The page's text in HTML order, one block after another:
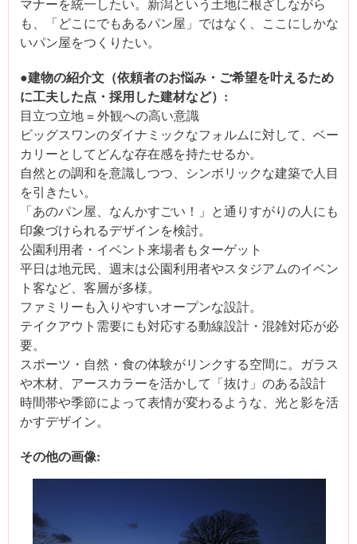
マナーを統一したい。新潟という土地に根ざしながら
も、「どこにでもあるパン屋」ではなく、ここにしかな
いパン屋をつくりたい。
●建物の紹介文（依頼者のお悩み・ご希望を叶えるため
に工夫した点・採用した建材など）:
目立つ立地 = 外観への高い意識
ビッグスワンのダイナミックなフォルムに対して、ベー
カリーとしてどんな存在感を持たせるか。
自然との調和を意識しつつ、シンボリックな建築で人目
を引きたい。
「あのパン屋、なんかすごい！」と通りすがりの人にも
印象づけられるデザインを検討。
公園利用者・イベント来場者もターゲット
平日は地元民、週末は公園利用者やスタジアムのイベン
ト客など、客層が多様。
ファミリーも入りやすいオープンな設計。
テイクアウト需要にも対応する動線設計・混雑対応が必
要。
スポーツ・自然・食の体験がリンクする空間に。ガラス
や木材、アースカラーを活かして「抜け」のある設計
時間帯や季節によって表情が変わるような、光と影を活
かすデザイン。
その他の画像: